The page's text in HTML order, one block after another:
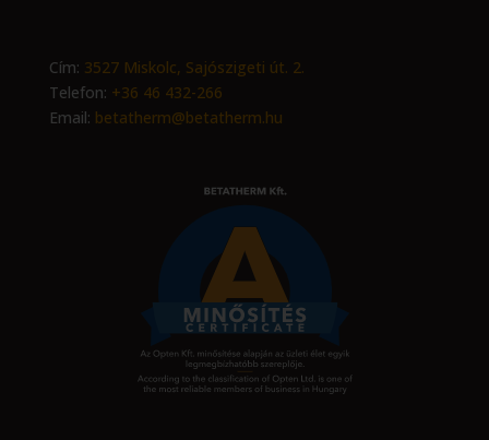
Cím: 3527 Miskolc, Sajószigeti út. 2.
Telefon: +36 46 432-266
Email: betatherm@betatherm.hu